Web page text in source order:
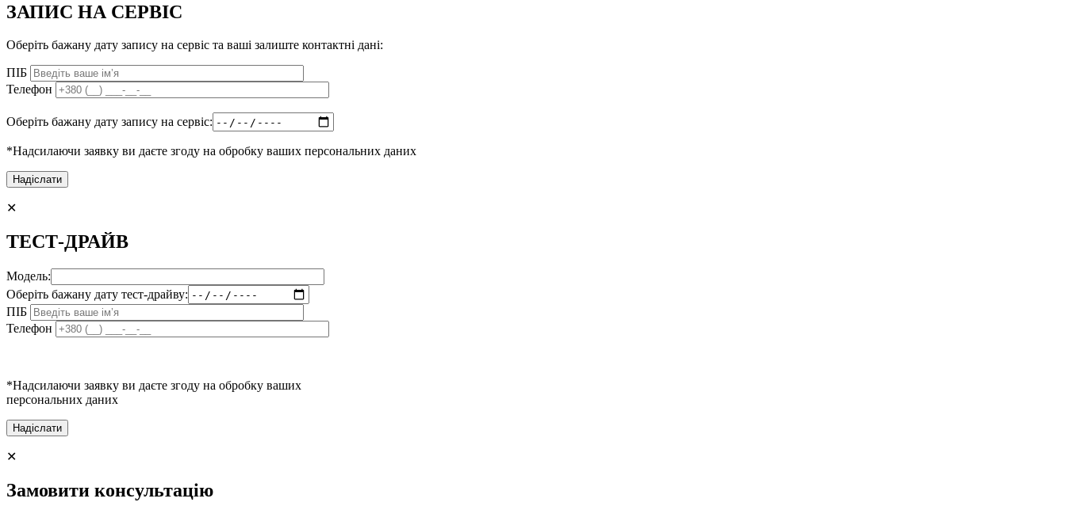
ЗАПИС НА СЕРВІС
Оберіть бажану дату запису на сервіс та ваші залиште контактні дані:
ПІБ
Телефон
Оберіть бажану дату запису на сервіс:
*Надсилаючи заявку ви даєте згоду на обробку ваших персональних даних
✕
ТЕСТ-ДРАЙВ
Модель:
Оберіть бажану дату тест-драйву:
ПІБ
Телефон
*Надсилаючи заявку ви даєте згоду на обробку ваших
персональних даних
✕
Замовити консультацію